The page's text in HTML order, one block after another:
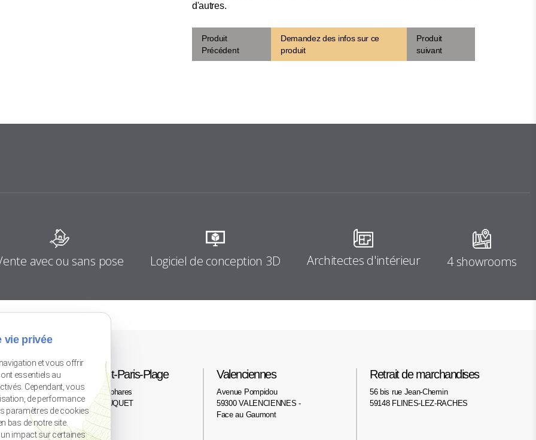
d'autres.
Produit
Précédent
Demandez des infos sur ce
produit
Produit
suivant
avec ou sans pose Logiciel de conception 3D Architectes d'intérieur 4 showrooms
Le Touquet-Paris-Plage
2 avenue des phares
62520 LE TOUQUET
Valenciennes
Avenue Pompidou
59300 VALENCIENNES -
Face au Gaumont
Retrait de marchandises
56 bis rue Jean-Chemin
59148 FLINES-LEZ-RACHES
vie privée
et vous offrir
essentiels au
Cependant, vous
de performance
paramètres de cookies
bas de notre site.
impact sur certaines